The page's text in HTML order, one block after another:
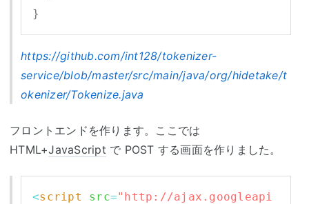
https://github.com/int128/tokenizer-
service/blob/master/src/main/java/org/hidetake/t
okenizer/Tokenize.java
フロントエンドを作ります。ここでは
HTML+JavaScript で POST する画面を作りました。
<script src="http://ajax.googleapi